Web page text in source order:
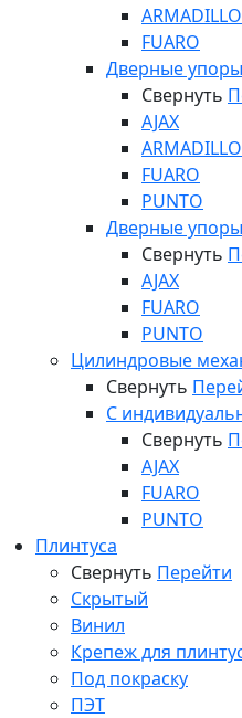
ARMADILLO
FUARO
Дверные
Свернуть
AJAX
ARMADILLO
FUARO
PUNTO
Дверные
Свернуть
AJAX
FUARO
PUNTO
Цилиндровые
Свернуть
С
Свернуть
AJAX
FUARO
PUNTO
Плинтуса
Свернуть Перейти
Скрытый
Винил
Крепеж для
Под покраску
ПЭТ